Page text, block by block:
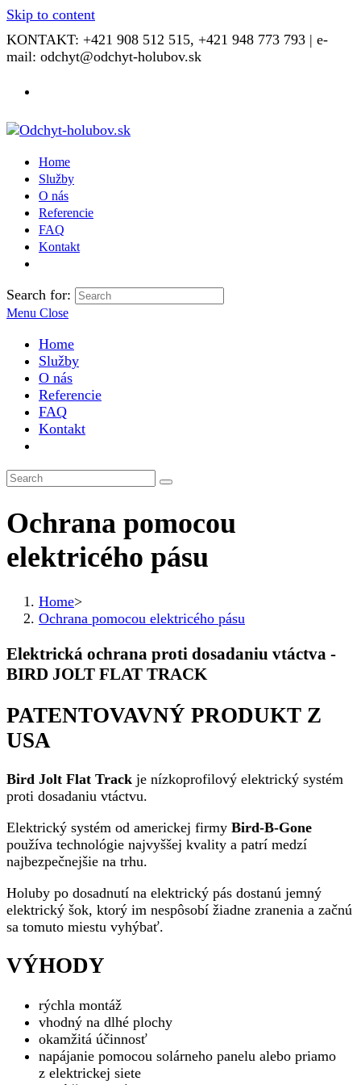
Skip to content
KONTAKT: +421 908 512 515, +421 948 773 793 | e-
mail: odchyt@odchyt-holubov.sk
Home
Služby
O nás
Referencie
FAQ
Kontakt
Search for:
Menu Close
Home
Služby
O nás
Referencie
FAQ
Kontakt
Ochrana pomocou
elektricého pásu
Home>
Ochrana pomocou elektricého pásu
Elektrická ochrana proti dosadaniu vtáctva -
BIRD JOLT FLAT TRACK
PATENTOVAVNÝ PRODUKT Z
USA
Bird Jolt Flat Track je nízkoprofilový elektrický systém
proti dosadaniu vtáctvu.
Elektrický systém od americkej firmy Bird-B-Gone
používa technológie najvyššej kvality a patrí medzí
najbezpečnejšie na trhu.
Holuby po dosadnutí na elektrický pás dostanú jemný
elektrický šok, ktorý im nespôsobí žiadne zranenia a začnú
sa tomuto miestu vyhýbať.
VÝHODY
rýchla montáž
vhodný na dlhé plochy
okamžitá účinnosť
napájanie pomocou solárneho panelu alebo priamo
z elektrickej siete